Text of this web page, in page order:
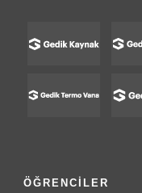
ÖĞRENCİLER